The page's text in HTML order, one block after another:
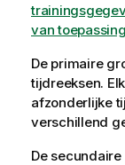
van
De primaire
tijdreeksen.
afzonderlijke
verschillend
De